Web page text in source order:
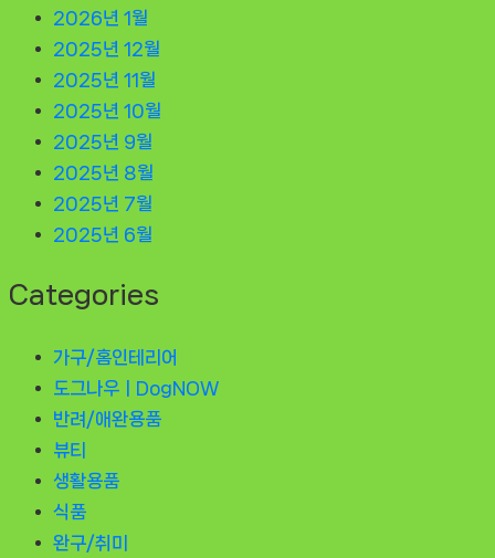
2026년 1월
2025년 12월
2025년 11월
2025년 10월
2025년 9월
2025년 8월
2025년 7월
2025년 6월
Categories
가구/홈인테리어
도그나우ㅣDogNOW
반려/애완용품
뷰티
생활용품
식품
완구/취미